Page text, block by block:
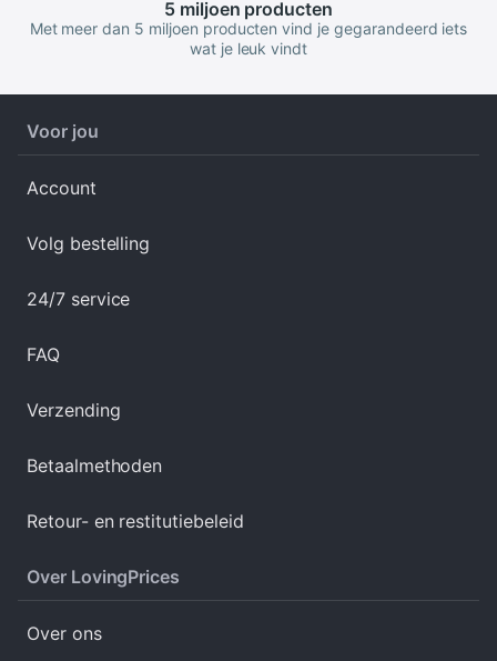
5 miljoen producten
Met meer dan 5 miljoen producten vind je gegarandeerd iets
wat je leuk vindt
Voor jou
Account
Volg bestelling
24/7 service
FAQ
Verzending
Betaalmethoden
Retour- en restitutiebeleid
Over LovingPrices
Over ons